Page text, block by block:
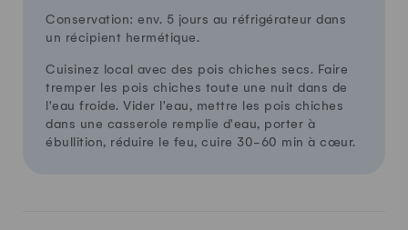
Conservation: env. 5 jours au réfrigérateur dans
un récipient hermétique.
Cuisinez local avec des pois chiches secs. Faire
tremper les pois chiches toute une nuit dans de
l'eau froide. Vider l'eau, mettre les pois chiches
dans une casserole remplie d'eau, porter à
ébullition, réduire le feu, cuire 30-60 min à cœur.